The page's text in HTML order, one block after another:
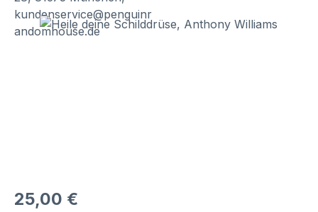
Bildergalerie überspringen
25,00 €